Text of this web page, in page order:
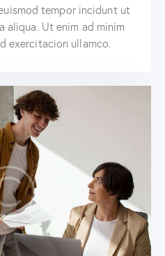
tempor incidunt ut
aliqua. Ut enim ad minim
exercitacion ullamco.